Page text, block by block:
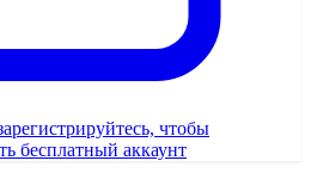
чтобы
бесплатный аккаунт